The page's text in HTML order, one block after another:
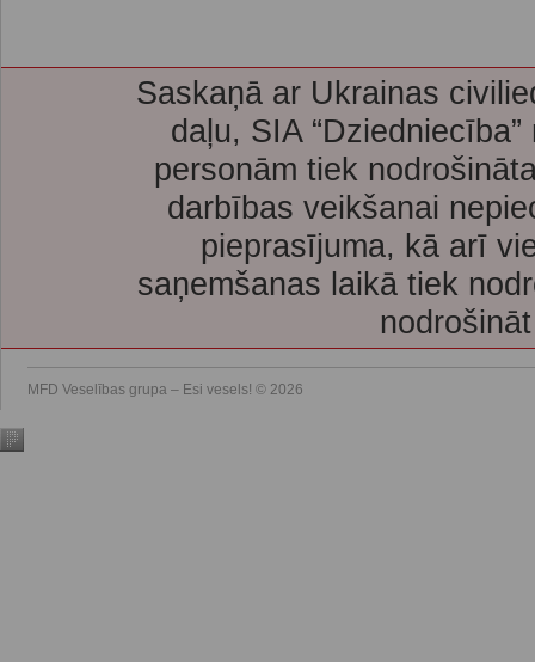
Saskaņā ar Ukrainas
daļu, SIA
personām tiek
darbības veikšanai
pieprasījuma, kā arī
saņemšanas laikā tiek
MFD Veselības grupa – Esi vesels! © 2026